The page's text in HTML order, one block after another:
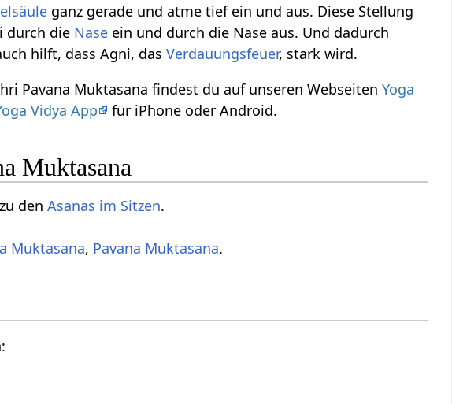
ganz gerade und atme tief ein und aus. Diese Stellung
durch die Nase ein und durch die Nase aus. Und dadurch
hilft, dass Agni, dasVerdauungsfeuer, stark wird.
Pavana Muktasana findest du auf unseren WebseitenYoga
Vidya App für iPhone oder Android.
Muktasana
denAsanas im Sitzen.
Muktasana, Pavana Muktasana.